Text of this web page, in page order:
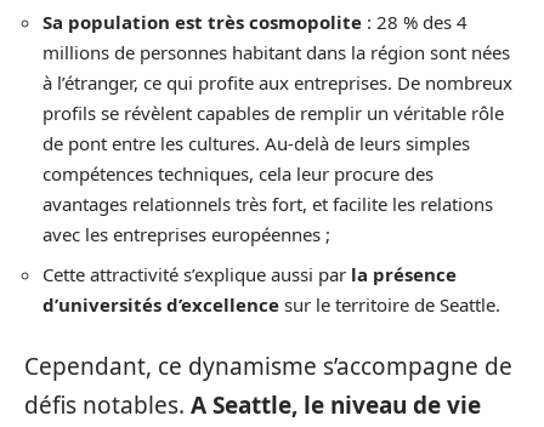
Sa population est très cosmopolite : 28 % des 4
millions de personnes habitant dans la région sont nées
à l’étranger, ce qui profite aux entreprises. De nombreux
profils se révèlent capables de remplir un véritable rôle
de pont entre les cultures. Au-delà de leurs simples
compétences techniques, cela leur procure des
avantages relationnels très fort, et facilite les relations
avec les entreprises européennes ;
Cette attractivité s’explique aussi par la présence
d’universités d’excellence sur le territoire de Seattle.
Cependant, ce dynamisme s’accompagne de
défis notables. A Seattle, le niveau de vie